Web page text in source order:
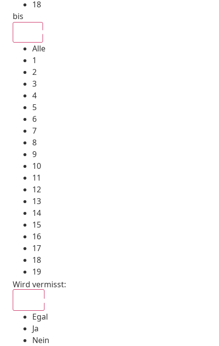
18
bis
Alle
1
2
3
4
5
6
7
8
9
10
11
12
13
14
15
16
17
18
19
Wird vermisst:
Egal
Ja
Nein